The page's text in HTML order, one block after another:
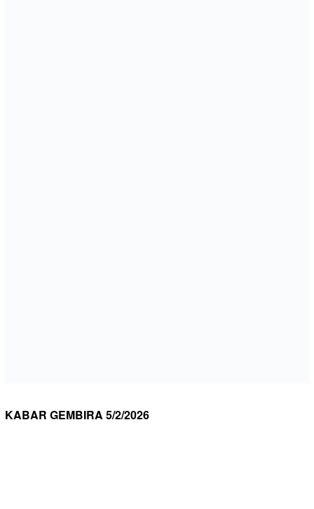
KABAR GEMBIRA 5/2/2026